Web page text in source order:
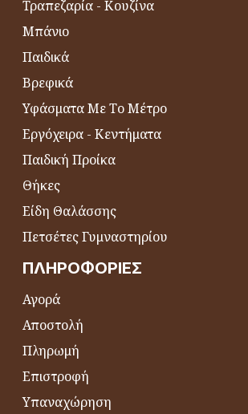
Τραπεζαρία - Κουζίνα
Μπάνιο
Παιδικά
Βρεφικά
Υφάσματα Με Το Μέτρο
Εργόχειρα - Κεντήματα
Παιδική Προίκα
Θήκες
Είδη Θαλάσσης
Πετσέτες Γυμναστηρίου
ΠΛΗΡΟΦΟΡΊΕΣ
Αγορά
Αποστολή
Πληρωμή
Επιστροφή
Υπαναχώρηση